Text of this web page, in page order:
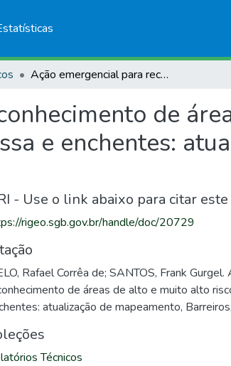
Ação emergencial para reconhecimento de áreas de alto e muito alto risco a movimentos de massa e enchentes: atualização de mapeamento, Barreiros, PE
de
e enchentes:
- Use o link abaixo para citar
rigeo.sgb.gov.br/handle/doc/20729
Rafael Corrêa de; SANTOS, Frank
de áreas de alto e muito alto
atualização de mapeamento,
Técnicos